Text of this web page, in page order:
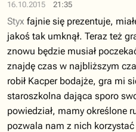
16.10.2015 21:35
Styx fajnie się prezentuje,
jakoś tak umknął. Teraz też
znowu będzie musiał
znajdę czas w najbliższym
robił Kacper bodajże, gra mi
staroszkolna dająca sporo
powiedział, mamy określone
pozwala nam z nich